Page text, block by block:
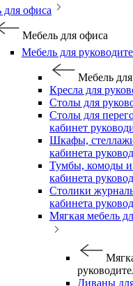
для офиса
Мебель для офиса
Мебель для
Мебель
Кресла для
Столы для
Столы для
кабинет
Шкафы,
кабинета
Тумбы, комоды и
кабинета
Столики
кабинета
Мягкая мебель
Диваны